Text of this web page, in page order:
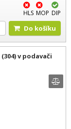
HLS MOP DIP
Do košíku
v podavači